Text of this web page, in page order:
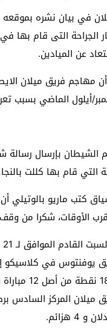
الجراحة التى قام بها
عن الميادين.
أيلول الماضي بسبب
بإرسال رسالة
التي قام بها كللت
كتب ماريو بالوتيلي
الأوقات، شكرا من
يوفنتوس في كلاسيكو
هزائم.